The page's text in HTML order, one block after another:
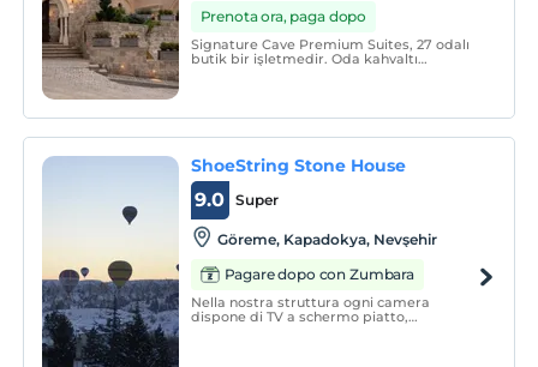
Prenota ora, paga dopo
Signature Cave Premium Suites, 27 odalı
butik bir işletmedir. Oda kahvaltı
ShoeString Stone House
Super
9.0
Göreme, Kapadokya, Nevşehir
Pagare dopo con Zumbara
Nella nostra struttura ogni camera
dispone di TV a schermo piatto,